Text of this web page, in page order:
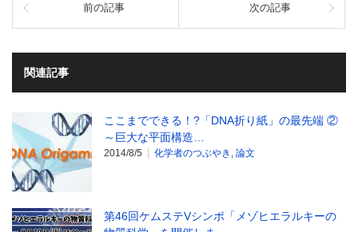
前の記事 次の記事
関連記事
ここまでできる！?「DNA折り紙」の最先端 ②
～巨大な平面構造…
2014/8/5 化学者のつぶやき 論文
第46回ケムステVシンポ「メゾヒエラルキーの